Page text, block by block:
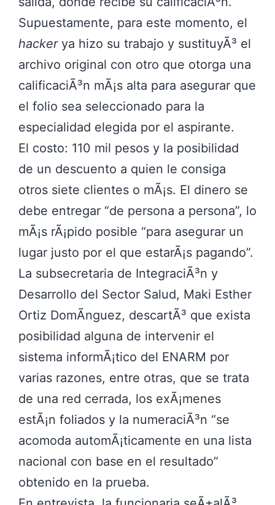
Supuestamente, para este momento, el
hacker ya hizo su trabajo y sustituyÃ³ el
archivo original con otro que otorga una
calificaciÃ³n mÃ¡s alta para asegurar que
el folio sea seleccionado para la
especialidad elegida por el aspirante.
El costo: 110 mil pesos y la posibilidad
de un descuento a quien le consiga
otros siete clientes o mÃ¡s. El dinero se
debe entregar
de persona a persona , lo
mÃ¡s rÃ¡pido posible
para asegurar un
lugar justo por el que estarÃ¡s pagando .
La subsecretaria de IntegraciÃ³n y
Desarrollo del Sector Salud, Maki Esther
Ortiz DomÃ­nguez, descartÃ³ que exista
posibilidad alguna de intervenir el
sistema informÃ¡tico del ENARM por
varias razones, entre otras, que se trata
de una red cerrada, los exÃ¡menes
estÃ¡n foliados y la numeraciÃ³n
se
acomoda automÃ¡ticamente en una lista
nacional con base en el resultado
obtenido en la prueba.